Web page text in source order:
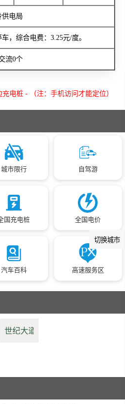
切换城市
供电局
，综合电费：3.25元/度。
流0个
电桩 - （注：手机访问才能定位）
城市限行 自驾游
国充电桩 全国电价
汽车百科 高速服务区
世纪大道